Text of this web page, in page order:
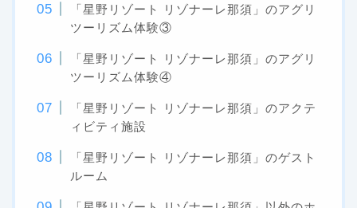
「星野リゾート リゾナーレ那須」のアグリ
ツーリズム体験③
「星野リゾート リゾナーレ那須」のアグリ
ツーリズム体験④
「星野リゾート リゾナーレ那須」のアクテ
ィビティ施設
「星野リゾート リゾナーレ那須」のゲスト
ルーム